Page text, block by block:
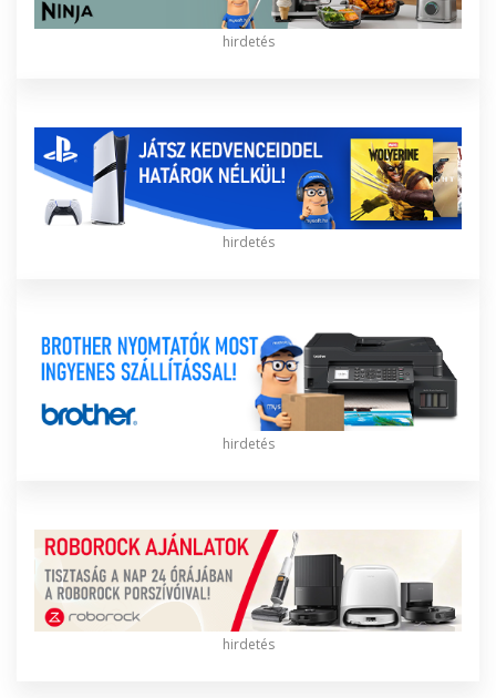
hirdetés
hirdetés
hirdetés
hirdetés